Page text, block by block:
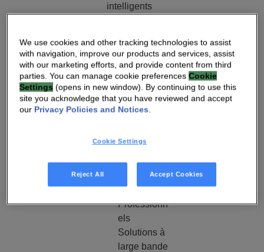
intelligents
Homesight
Plateforme
HomeSight
Revendeur
s
domicile
Maison
connectée
Services
Professionn
els
Solutions à
large bande
We use cookies and other tracking technologies to assist
with navigation, improve our products and services, assist
with our marketing efforts, and provide content from third
parties. You can manage cookie preferencesCookie
Settings (opens in new window). By continuing to use this
site you acknowledge that you have reviewed and accept
our Privacy Policies and Notices.
Cookie Settings
Reject All Accept Cookies